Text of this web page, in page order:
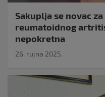
Sakuplja se novac
reumatoidnog
nepokretna
26. rujna 2025.